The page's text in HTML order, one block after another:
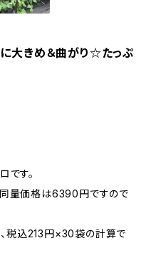
きめ＆曲がり☆たっぷ
です。
量価格は6390円ですので
税込213円×30袋の計算で